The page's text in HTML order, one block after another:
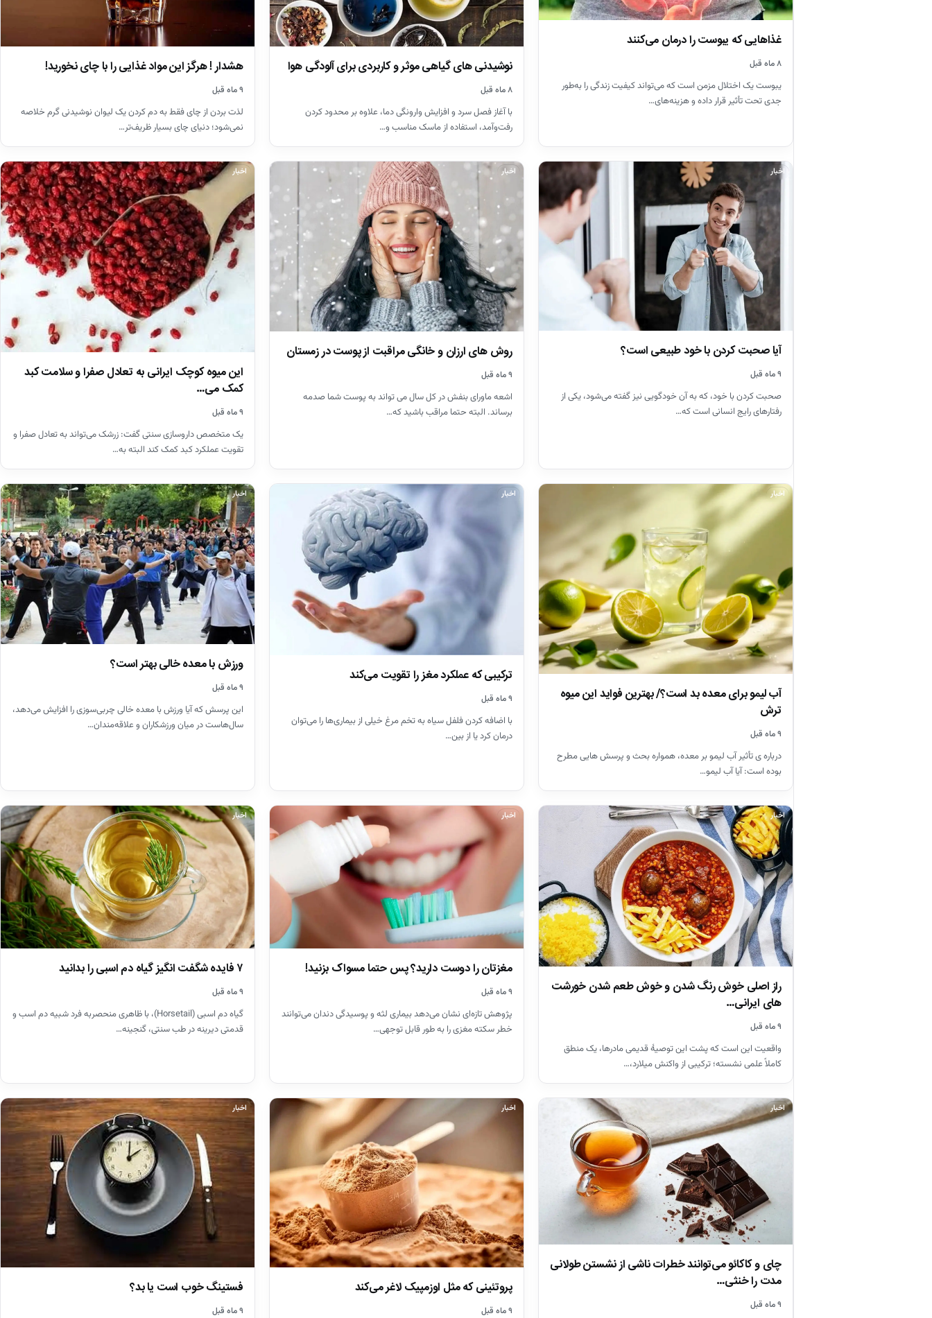
غذاهایی که یبوست را درمان می‌کنند
۸ ماه قبل
یبوست یک اختلال مزمن است که می‌تواند کیفیت زندگی را به‌طور
جدی تحت تأثیر قرار داده و هزینه‌های…
نوشیدنی های گیاهی موثر و کاربردی برای آلودگی هوا
۸ ماه قبل
با آغاز فصل سرد و افزایش وارونگی دما، علاوه بر محدود کردن
رفت‌وآمد، استفاده از ماسک مناسب و…
هشدار ! هرگز این مواد غذایی را با چای نخورید!
۹ ماه قبل
لذت بردن از چای فقط به دم کردن یک لیوان نوشیدنی گرم خلاصه
نمی‌شود؛ دنیای چای بسیار ظریف‌تر…
اخبار
آیا صحبت کردن با خود طبیعی است؟
۹ ماه قبل
صحبت کردن با خود، که به آن خودگویی نیز گفته می‌شود، یکی از
رفتارهای رایج انسانی است که…
اخبار
روش های ارزان و خانگی مراقبت از پوست در زمستان
۹ ماه قبل
اشعه ماورای بنفش در کل سال می تواند به پوست شما صدمه
برساند. البته حتما مراقب باشید که…
اخبار
این میوه کوچک ایرانی به تعادل صفرا و سلامت کبد
کمک می…
۹ ماه قبل
یک متخصص داروسازی سنتی گفت: زرشک می‌تواند به تعادل صفرا و
تقویت عملکرد کبد کمک کند البته به…
اخبار
آب لیمو برای معده بد است؟/ بهترین فواید این میوه
ترش
۹ ماه قبل
درباره ی تأثیر آب لیمو بر معده، همواره بحث و پرسش هایی مطرح
بوده است: آیا آب لیمو…
اخبار
ترکیبی که عملکرد مغز را تقویت می‌کند
۹ ماه قبل
با اضافه کردن فلفل سیاه به تخم مرغ خیلی از بیماری‌ها را می‌توان
درمان کرد یا از بین…
اخبار
ورزش با معده خالی بهتر است؟
۹ ماه قبل
این پرسش که آیا ورزش با معده خالی چربی‌سوزی را افزایش می‌دهد،
سال‌هاست در میان ورزشکاران و علاقه‌مندان…
اخبار
راز اصلی خوش رنگ شدن و خوش طعم شدن خورشت
های ایرانی…
۹ ماه قبل
واقعیت این است که پشت این توصیهٔ قدیمی مادرها، یک منطق
کاملاً علمی نشسته؛ ترکیبی از واکنش میلارد،…
اخبار
مغزتان را دوست دارید؟ پس حتما مسواک بزنید!
۹ ماه قبل
پژوهش تازه‌ای نشان می‌دهد بیماری لثه و پوسیدگی دندان می‌توانند
خطر سکته مغزی را به طور قابل توجهی…
اخبار
۷ فایده شگفت انگیز گیاه دم اسبی را بدانید
۹ ماه قبل
گیاه دم اسبی (Horsetail)، با ظاهری منحصربه فرد شبیه دم اسب و
قدمتی دیرینه در طب سنتی، گنجینه…
اخبار
چای و کاکائو می‌توانند خطرات ناشی از نشستن طولانی
مدت را خنثی…
۹ ماه قبل
اخبار
پروتئینی که مثل اوزمپیک لاغر می‌کند
۹ ماه قبل
اخبار
فستینگ خوب است یا بد؟
۹ ماه قبل